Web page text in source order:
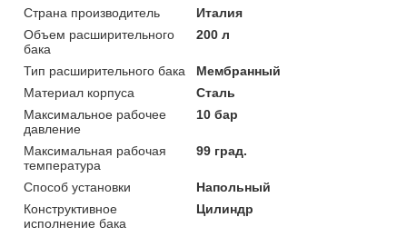
Страна производитель
Италия
Объем расширительного
бака
200 л
Тип расширительного бака
Мембранный
Материал корпуса
Сталь
Максимальное рабочее
давление
10 бар
Максимальная рабочая
температура
99 град.
Способ установки
Напольный
Конструктивное
исполнение бака
Цилиндр